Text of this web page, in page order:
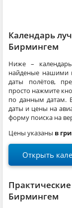
Календарь
Бирмингем
Ниже –
найденые нашими
даты полётов,
просто нажмите
по данным датам.
даты и цены на
форму поиска на
Цены указаны в
Открыть
Бирмингем